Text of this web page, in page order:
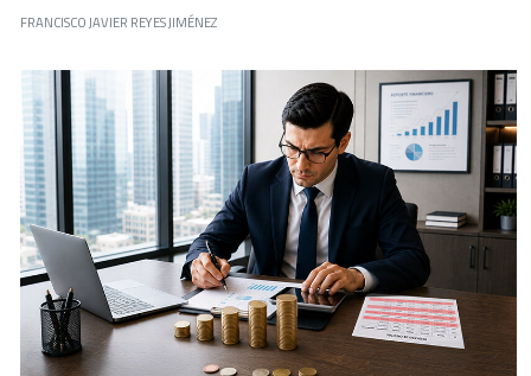
FRANCISCO JAVIER REYES JIMÉNEZ